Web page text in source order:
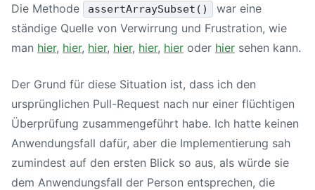
Die Methode assertArraySubset()
war eine
ständige Quelle von Verwirrung und Frustration, wie
man hier, hier, hier, hier, hier, hier oder hier sehen kann.
Der Grund für diese Situation ist, dass ich den
ursprünglichen Pull-Request nach nur einer flüchtigen
Überprüfung zusammengeführt habe. Ich hatte keinen
Anwendungsfall dafür, aber die Implementierung sah
zumindest auf den ersten Blick so aus, als würde sie
dem Anwendungsfall der Person entsprechen, die